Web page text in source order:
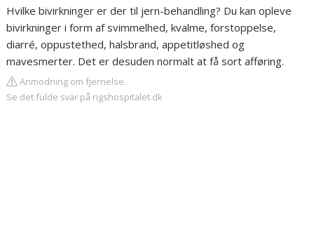
Hvilke bivirkninger er der til jern-behandling? Du kan opleve
bivirkninger i form af svimmelhed, kvalme, forstoppelse,
diarré, oppustethed, halsbrand, appetitløshed og
mavesmerter. Det er desuden normalt at få sort afføring.
Anmodning om fjernelse
Se det fulde svar på rigshospitalet.dk